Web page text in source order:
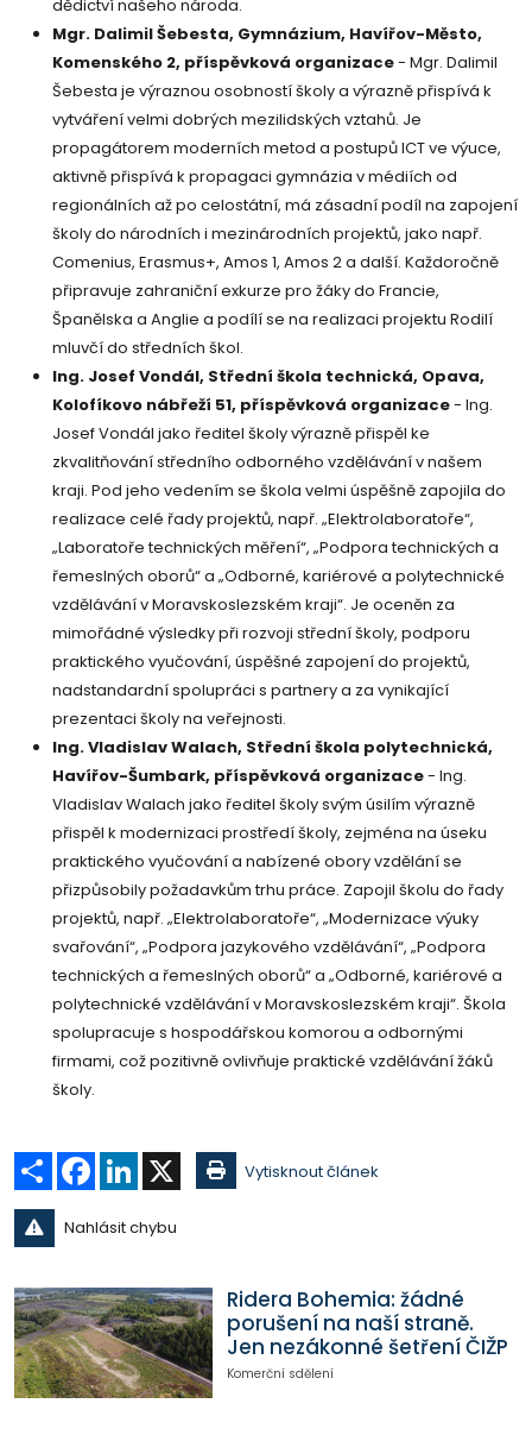
dědictví našeho národa.
Mgr. Dalimil Šebesta, Gymnázium, Havířov-Město,
Komenského 2, příspěvková organizace- Mgr. Dalimil
Šebesta je výraznou osobností školy a výrazně přispívá k
vytváření velmi dobrých mezilidských vztahů. Je
propagátorem moderních metod a postupů ICT ve výuce,
aktivně přispívá k propagaci gymnázia v médiích od
regionálních až po celostátní, má zásadní podíl na zapojení
školy do národních i mezinárodních projektů, jako např.
Comenius, Erasmus+, Amos 1, Amos 2 a další. Každoročně
připravuje zahraniční exkurze pro žáky do Francie,
Španělska a Anglie a podílí se na realizaci projektu Rodilí
mluvčí do středních škol.
Ing. Josef Vondál, Střední škola technická, Opava,
Kolofíkovo nábřeží 51, příspěvková organizace- Ing.
Josef Vondál jako ředitel školy výrazně přispěl ke
zkvalitňování středního odborného vzdělávání v našem
kraji. Pod jeho vedením se škola velmi úspěšně zapojila do
realizace celé řady projektů, např. „Elektrolaboratoře“,
„Laboratoře technických měření“, „Podpora technických a
řemeslných oborů“ a „Odborné, kariérové a polytechnické
vzdělávání v Moravskoslezském kraji“. Je oceněn za
mimořádné výsledky při rozvoji střední školy, podporu
praktického vyučování, úspěšné zapojení do projektů,
nadstandardní spolupráci s partnery a za vynikající
prezentaci školy na veřejnosti.
Ing. Vladislav Walach, Střední škola polytechnická,
Havířov-Šumbark, příspěvková organizace- Ing.
Vladislav Walach jako ředitel školy svým úsilím výrazně
přispěl k modernizaci prostředí školy, zejména na úseku
praktického vyučování a nabízené obory vzdělání se
přizpůsobily požadavkům trhu práce. Zapojil školu do řady
projektů, např. „Elektrolaboratoře“, „Modernizace výuky
svařování“, „Podpora jazykového vzdělávání“, „Podpora
technických a řemeslných oborů“ a „Odborné, kariérové a
polytechnické vzdělávání v Moravskoslezském kraji“. Škola
spolupracuje s hospodářskou komorou a odbornými
firmami, což pozitivně ovlivňuje praktické vzdělávání žáků
školy.
Sdílet Facebook
LinkedIn Vytisknout článek
Nahlásit chybu
Ridera Bohemia: žádné
porušení na naší straně.
Jen nezákonné šetření ČIŽP
Komerční sdělení